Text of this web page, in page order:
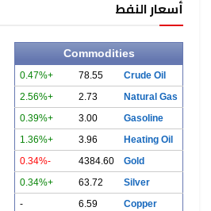
أسعار النفط
Commodities
Crude Oil
78.55
+0.47%
Natural Gas
2.73
+2.56%
Gasoline
3.00
+0.39%
Heating Oil
3.96
+1.36%
Gold
4384.60
-0.34%
Silver
63.72
+0.34%
Copper
6.59
-